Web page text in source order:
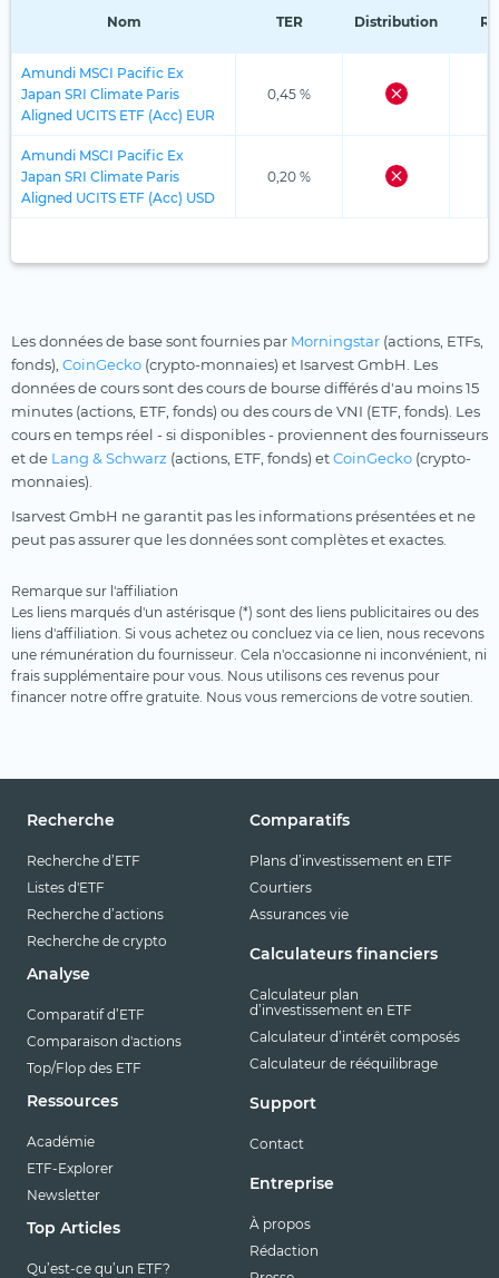
Nom TER Distribution
Amundi MSCI Pacific Ex
Japan SRI Climate Paris
Aligned UCITS ETF (Acc) EUR
0,45 %
Amundi MSCI Pacific Ex
Japan SRI Climate Paris
Aligned UCITS ETF (Acc) USD
0,20 %
Les données de base sont fournies par Morningstar (actions, ETFs,
fonds), CoinGecko (crypto-monnaies) et Isarvest GmbH. Les
données de cours sont des cours de bourse différés d'au moins 15
minutes (actions, ETF, fonds) ou des cours de VNI (ETF, fonds). Les
cours en temps réel - si disponibles - proviennent des fournisseurs
et de Lang & Schwarz (actions, ETF, fonds) etCoinGecko (crypto-
monnaies).
Isarvest GmbH ne garantit pas les informations présentées et ne
peut pas assurer que les données sont complètes et exactes.
Remarque sur l'affiliation
Les liens marqués d'un astérisque (*) sont des liens publicitaires ou des
liens d'affiliation. Si vous achetez ou concluez via ce lien, nous recevons
une rémunération du fournisseur. Cela n'occasionne ni inconvénient, ni
frais supplémentaire pour vous. Nous utilisons ces revenus pour
financer notre offre gratuite. Nous vous remercions de votre soutien.
Recherche
Recherche d’ETF
Listes d'ETF
Recherche d’actions
Recherche de crypto
Analyse
Comparatif d’ETF
Comparaison d'actions
Top/Flop des ETF
Ressources
Académie
ETF-Explorer
Newsletter
Top Articles
Qu’est-ce qu’un ETF?
Comparatifs
Plans d’investissement en ETF
Courtiers
Assurances vie
Calculateurs financiers
Calculateur plan
d’investissement en ETF
Calculateur d’intérêt composés
Calculateur de rééquilibrage
Support
Contact
Entreprise
À propos
Rédaction